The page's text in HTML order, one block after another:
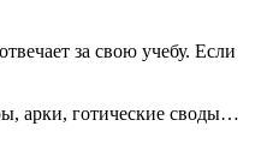
за свою учебу. Если
арки, готические своды…